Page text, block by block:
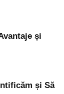
și
și Să